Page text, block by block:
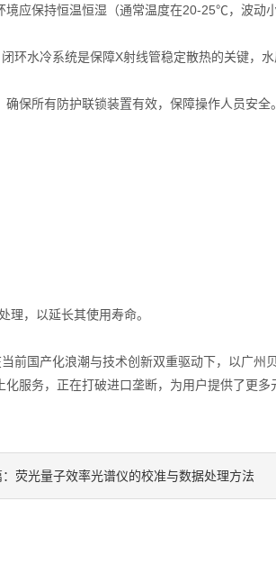
境应保持恒温恒湿（通常温度在20-25℃，波动
环水冷系统是保障X射线管稳定散热的关键，
保所有防护联锁装置有效，保障操作人员安全
理，以延长其使用寿命。
前国产化浪潮与技术创新双重驱动下，以广州
服务，正在打破进口垄断，为用户提供了更多
荧光量子效率光谱仪的校准与数据处理方法